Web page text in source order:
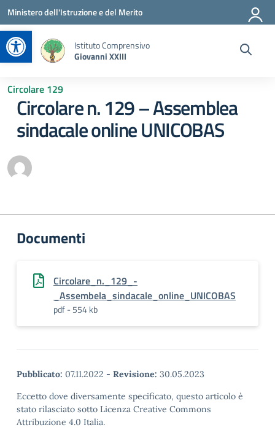
Apri la barra degli strumenti
Vai ai contenuti
Vai al menu di navigazione
Vai al footer
Ministero dell'Istruzione e del Merito
Istituto Comprensivo
Giovanni XXIII
Circolare 129
Circolare n. 129 – Assemblea
sindacale online UNICOBAS
Documenti
Circolare_n._129_-
_Assembela_sindacale_online_UNICOBAS
pdf - 554 kb
Pubblicato: 07.11.2022 - Revisione: 30.05.2023
Eccetto dove diversamente specificato, questo articolo è
stato rilasciato sotto Licenza Creative Commons
Attribuzione 4.0 Italia.